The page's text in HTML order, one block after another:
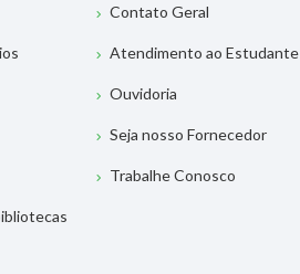
Contato Geral
Atendimento ao Estudante
Ouvidoria
Seja nosso Fornecedor
Trabalhe Conosco